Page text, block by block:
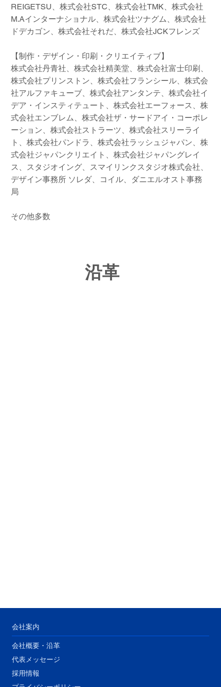
REIGETSU、株式会社STC、株式会社TMK、株式会社
M.Aインターナショナル、株式会社ツナグム、株式会社
ドデカゴン、株式会社それだ、株式会社JCKフレンズ
【制作・デザイン・印刷・クリエイティブ】
株式会社丹青社、株式会社精美堂、株式会社富士印刷、
株式会社プリンストン、株式会社フランシール、株式会
社アルファキューブ、株式会社アンタンテ、株式会社イ
デア・インスティテュート、株式会社エーフォース、株
式会社エンブレム、株式会社ザ・サードアイ・コーポレ
ーション、株式会社ストラーツ、株式会社スリーライ
ト、株式会社パンドラ、株式会社ラッシュジャパン、株
式会社ジャパンクリエイト、株式会社ジャパングレイ
ス、スタジオイング、スマイリンクスタジオ株式会社、
デザイン事務所 ソレダ、コイル、ダニエルオスト事務
局
その他多数
沿革
会社案内
会社概要・沿革
代表メッセージ
​採用情報